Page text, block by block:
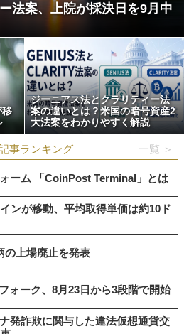
法案、上院が採決日を9月中
移
ジーニアス法とクラリティー法
案の違いとは？米国の暗号資産2
大法案をわかりやすく解説
事ランキング 一覧 ＞
ーム 「CoinPost Terminal」とは
ンが移動、平均取得単価は約10ド
の上場廃止を発表
ォーク、8月23日から3段階で開始
発詐欺に関与した違法仮想通貨交